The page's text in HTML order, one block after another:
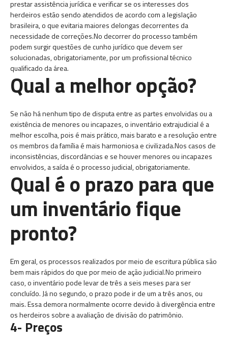
prestar assistência jurídica e verificar se os interesses dos
herdeiros estão sendo atendidos de acordo com a legislação
brasileira, o que evitaria maiores delongas decorrentes da
necessidade de correções.No decorrer do processo também
podem surgir questões de cunho jurídico que devem ser
solucionadas, obrigatoriamente, por um profissional técnico
qualificado da área.
Qual a melhor opção?
Se não há nenhum tipo de disputa entre as partes envolvidas ou a
existência de menores ou incapazes, o inventário extrajudicial é a
melhor escolha, pois é mais prático, mais barato e a resolução entre
os membros da família é mais harmoniosa e civilizada.Nos casos de
inconsistências, discordâncias e se houver menores ou incapazes
envolvidos, a saída é o processo judicial, obrigatoriamente.
Qual é o prazo para que
um inventário fique
pronto?
Em geral, os processos realizados por meio de escritura pública são
bem mais rápidos do que por meio de ação judicial.No primeiro
caso, o inventário pode levar de três a seis meses para ser
concluído. Já no segundo, o prazo pode ir de um a três anos, ou
mais. Essa demora normalmente ocorre devido à divergência entre
os herdeiros sobre a avaliação de divisão do patrimônio.
4- Preços